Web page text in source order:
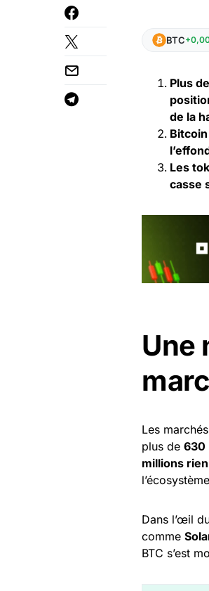
BTC
Plus
de la
Les
casse
Une
Les marchés
plus de 630
millions
Dans l’œil
comme
BTC s’est